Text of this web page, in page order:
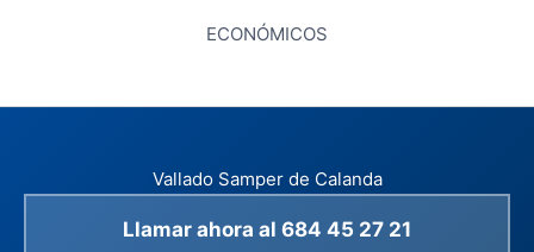
ECONÓMICOS
Vallado Samper de Calanda
Llamar ahora al 684 45 27 21